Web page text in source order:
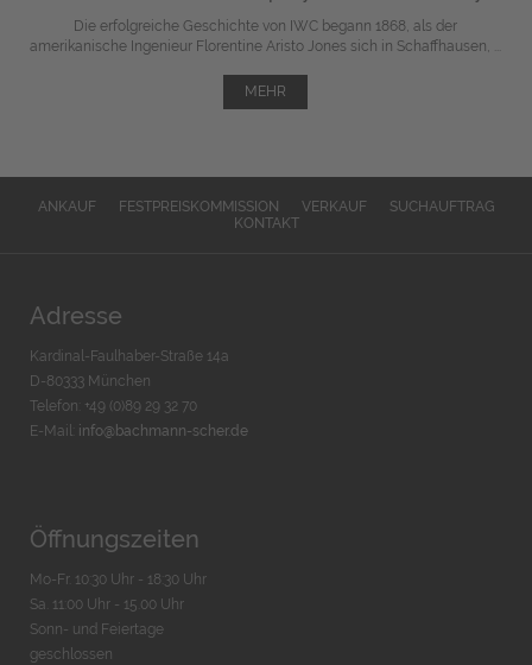
Die erfolgreiche Geschichte von IWC begann 1868, als der
amerikanische Ingenieur Florentine Aristo Jones sich in Schaffhausen, ...
MEHR
ANKAUF FESTPREISKOMMISSION VERKAUF
SUCHAUFTRAG
KONTAKT
Adresse
Kardinal-Faulhaber-Straße 14a
D-80333 München
Telefon: +49 (0)89 29 32 70
E-Mail: info@bachmann-scher.de
Öffnungszeiten
Mo-Fr. 10:30 Uhr - 18:30 Uhr
Sa. 11:00 Uhr - 15.00 Uhr
Sonn- und Feiertage
geschlossen